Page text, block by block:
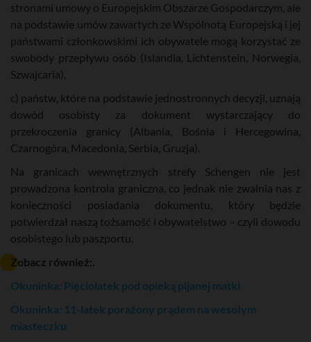
stronami umowy o Europejskim Obszarze Gospodarczym, ale
na podstawie umów zawartych ze Wspólnotą Europejską i jej
państwami członkowskimi ich obywatele mogą korzystać ze
swobody przepływu osób (Islandia, Lichtenstein, Norwegia,
Szwajcaria),
c) państw, które na podstawie jednostronnych decyzji, uznają
dowód osobisty za dokument wystarczający do
przekroczenia granicy (Albania, Bośnia i Hercegowina,
Czarnogóra, Macedonia, Serbia, Gruzja).
Na granicach wewnętrznych strefy Schengen nie jest
prowadzona kontrola graniczna, co jednak nie zwalnia nas z
konieczności posiadania dokumentu, który będzie
potwierdzał naszą tożsamość i obywatelstwo – czyli dowodu
osobistego lub paszportu.
Zobacz również:.
Okuninka: Pięciolatek pod opieką pijanej matki
Okuninka: 11-latek porażony prądem na wesołym
miasteczku